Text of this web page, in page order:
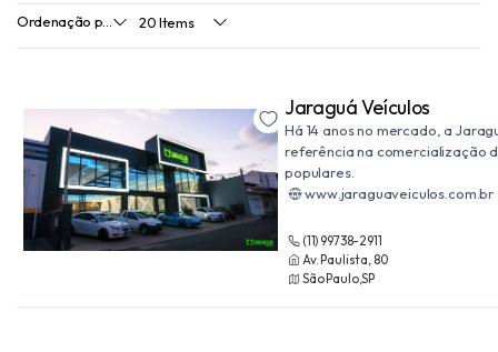
Jaraguá Veículos
Há 14 anos no mercado, a
referência na comercialização
populares.
www.jaraguaveiculos.com.br
(11) 99738-2911
Av. Paulista, 80
São Paulo,SP